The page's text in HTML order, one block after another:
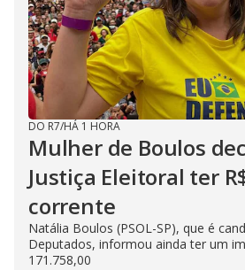
DO R7/HÁ 1 HORA
Mulher de Boulos
Justiça Eleitoral ter
corrente
Natália Boulos (PSOL-SP), que é
Deputados, informou ainda ter um
171.758,00